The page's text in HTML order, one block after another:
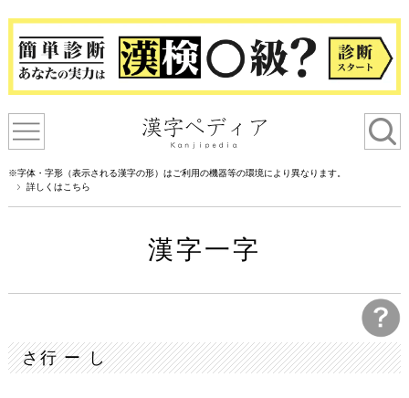
※字体・字形（表示される漢字の形）はご利用の機器等の環境により異なります。
詳しくはこちら
漢字一字
さ行 ー し